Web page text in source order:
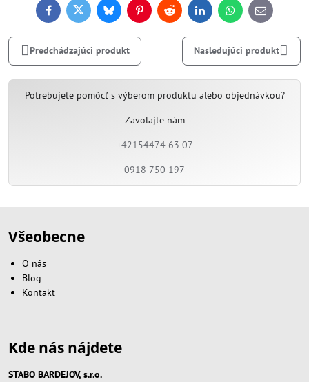
FacebookTwitterBlueskyPinterestReddit LinkedInWhatsApp
E-
mail
Predchádzajúci produkt Nasledujúci produkt
Potrebujete pomôcť s výberom produktu alebo objednávkou?
Zavolajte nám
+42154474 63 07
0918 750 197
Všeobecne
O nás
Blog
Kontakt
Kde nás nájdete
STABO BARDEJOV, s.r.o.